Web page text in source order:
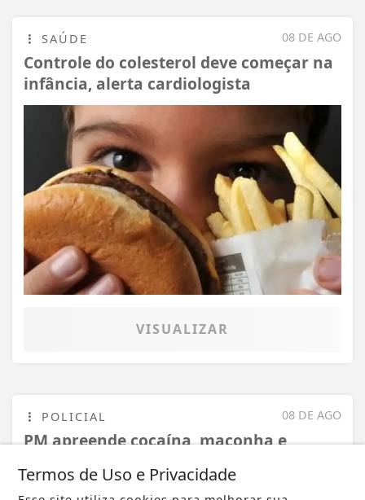
08 DE AGO
SAÚDE
Controle do colesterol deve começar na
infância, alerta cardiologista
VISUALIZAR
08 DE AGO
POLICIAL
PM apreende cocaína, maconha e
Termos de Uso e Privacidade